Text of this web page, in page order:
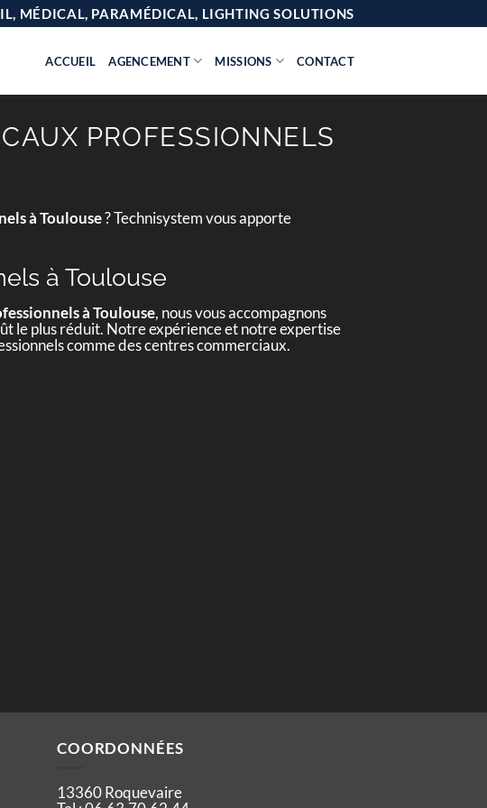
MÉDICAL, PARAMÉDICAL, LIGHTING SOLUTIONS
ACCUEIL AGENCEMENT MISSIONS CONTACT
PROFESSIONNELS
à Toulouse? Technisystem vous apporte
à Toulouse
à Toulouse, nous vous accompagnons
le plus réduit. Notre expérience et notre expertise
comme des centres commerciaux.
COORDONNÉES
13360 Roquevaire